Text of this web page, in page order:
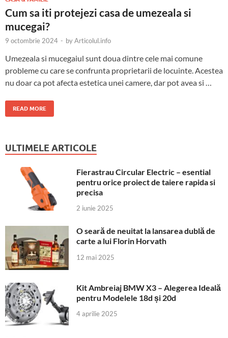
Cum sa iti protejezi casa de umezeala si
mucegai?
9 octombrie 2024 - byArticolul.info
Umezeala si mucegaiul sunt doua dintre cele mai comune
probleme cu care se confrunta proprietarii de locuinte. Acestea
nu doar ca pot afecta estetica unei camere, dar pot avea si …
READ MORE
ULTIMELE ARTICOLE
Fierastrau Circular Electric – esential
pentru orice proiect de taiere rapida si
precisa
2 iunie 2025
O seară de neuitat la lansarea dublă de
carte a lui Florin Horvath
12 mai 2025
Kit Ambreiaj BMW X3 – Alegerea Ideală
pentru Modelele 18d și 20d
4 aprilie 2025